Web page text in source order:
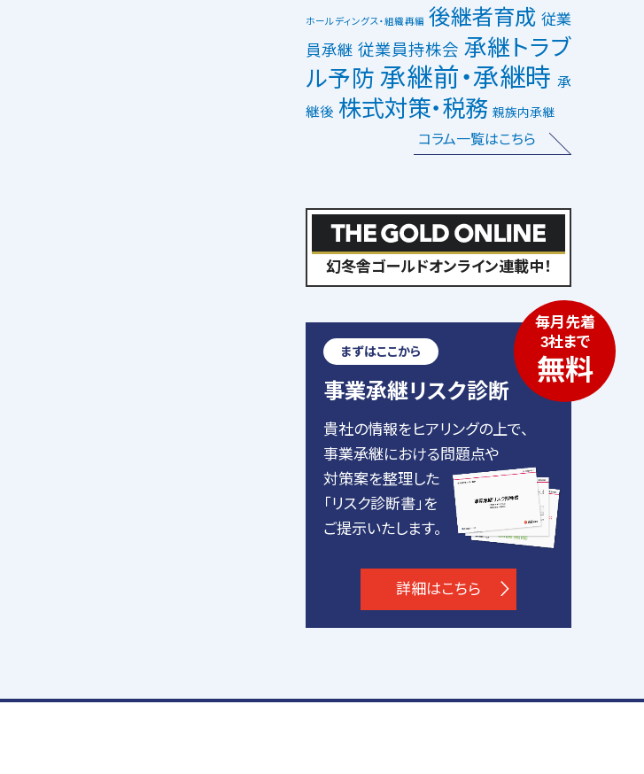
ホールディングス・組織再編 後継者育成 従業
員承継 従業員持株会 承継トラブ
ル予防 承継前・承継時 承
継後 株式対策・税務 親族内承継
コラム一覧はこちら
幻冬舎ゴールドオンライン連載中！
毎月先着
3社まで
無料
まずはここから
事業承継リスク診断
貴社の情報をヒアリングの上で、
事業承継における問題点や
対策案を整理した
「リスク診断書」を
ご提示いたします。
詳細はこちら